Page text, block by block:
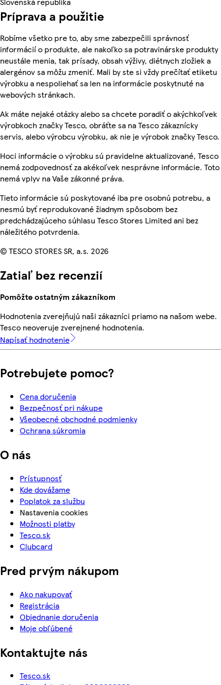
Príprava a použitie
Robíme všetko pre to, aby sme zabezpečili správnosť
informácií o produkte, ale nakoľko sa potravinárske produkty
neustále menia, tak prísady, obsah výživy, diétnych zložiek a
alergénov sa môžu zmeniť. Mali by ste si vždy prečítať etiketu
výrobku a nespoliehať sa len na informácie poskytnuté na
webových stránkach.
Ak máte nejaké otázky alebo sa chcete poradiť o akýchkoľvek
výrobkoch značky Tesco, obráťte sa na Tesco zákaznícky
servis, alebo výrobcu výrobku, ak nie je výrobok značky Tesco.
Hoci informácie o výrobku sú pravidelne aktualizované, Tesco
nemá zodpovednosť za akékoľvek nesprávne informácie. Toto
nemá vplyv na Vaše zákonné práva.
Tieto informácie sú poskytované iba pre osobnú potrebu, a
nesmú byť reprodukované žiadnym spôsobom bez
predchádzajúceho súhlasu Tesco Stores Limited ani bez
náležitého potvrdenia.
© TESCO STORES SR, a.s. 2026
Zatiaľ bez recenzií
Pomôžte ostatným zákazníkom
Hodnotenia zverejňujú naši zákazníci priamo na našom webe.
Tesco neoveruje zverejnené hodnotenia.
Napísať hodnotenie
Potrebujete pomoc?
Cena doručenia
Bezpečnosť pri nákupe
Všeobecné obchodné podmienky
Ochrana súkromia
O nás
Prístupnosť
Kde dovážame
Poplatok za službu
Nastavenia cookies
Možnosti platby
Tesco.sk
Clubcard
Pred prvým nákupom
Ako nakupovať
Registrácia
Objednanie doručenia
Moje obľúbené
Kontaktujte nás
Tesco.sk